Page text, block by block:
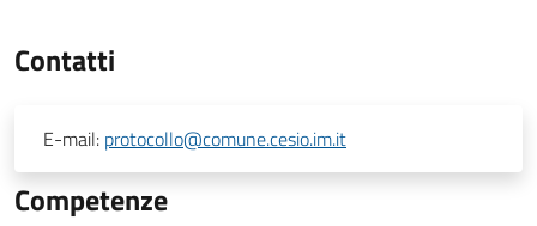
Contatti
E-mail: protocollo@comune.cesio.im.it
Competenze